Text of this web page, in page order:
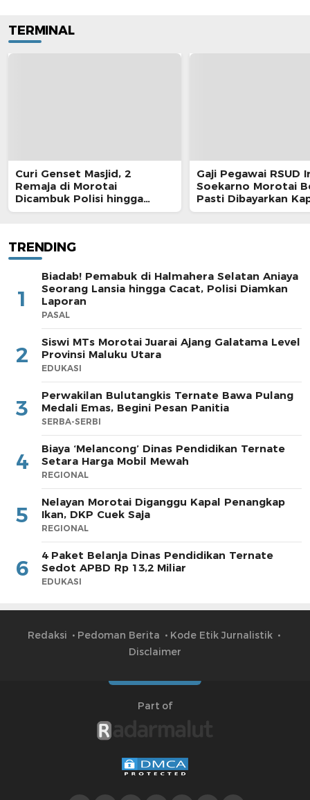
TERMINAL
Curi Genset Masjid, 2
Remaja di Morotai
Dicambuk Polisi hingga
Berdarah
Gaji Pegawai RSUD
Soekarno Morotai
Pasti Dibayarkan
TRENDING
1
Biadab! Pemabuk di Halmahera Selatan Aniaya
Seorang Lansia hingga Cacat, Polisi Diamkan
Laporan
PASAL
2
Siswi MTs Morotai Juarai Ajang Galatama Level
Provinsi Maluku Utara
EDUKASI
3
Perwakilan Bulutangkis Ternate Bawa Pulang
Medali Emas, Begini Pesan Panitia
SERBA-SERBI
4
Biaya ‘Melancong’ Dinas Pendidikan Ternate
Setara Harga Mobil Mewah
REGIONAL
5
Nelayan Morotai Diganggu Kapal Penangkap
Ikan, DKP Cuek Saja
REGIONAL
6
4 Paket Belanja Dinas Pendidikan Ternate
Sedot APBD Rp 13,2 Miliar
EDUKASI
Redaksi Pedoman Berita
Kode Etik Jurnalistik
Disclaimer
Part of